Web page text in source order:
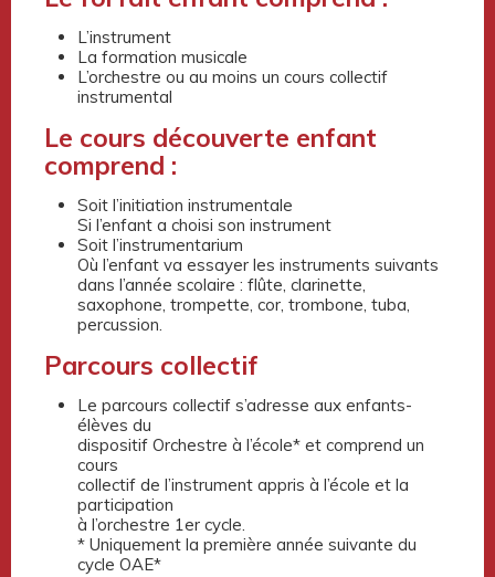
L’instrument
La formation musicale
L’orchestre ou au moins un cours collectif
instrumental
Le cours découverte enfant
comprend :
Soit l’initiation instrumentale
Si l’enfant a choisi son instrument
Soit l’instrumentarium
Où l’enfant va essayer les instruments suivants
dans l’année scolaire : flûte, clarinette,
saxophone, trompette, cor, trombone, tuba,
percussion.
Parcours collectif
Le parcours collectif s’adresse aux enfants-
élèves du
dispositif Orchestre à l’école* et comprend un
cours
collectif de l’instrument appris à l’école et la
participation
à l’orchestre 1er cycle.
* Uniquement la première année suivante du
cycle OAE*